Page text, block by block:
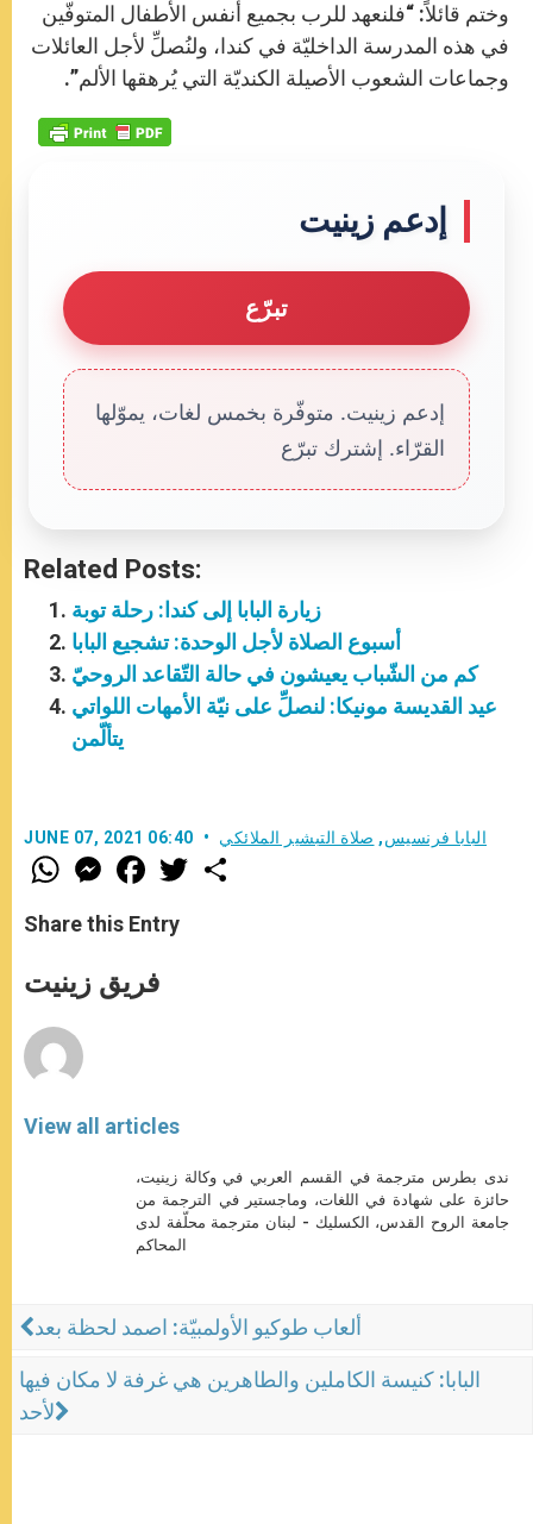
وختم قائلاً: “فلنعهد للرب بجميع أنفس الأطفال المتوفّين
في هذه المدرسة الداخليّة في كندا، ولنُصلِّ لأجل العائلات
وجماعات الشعوب الأصيلة الكنديّة التي يُرهقها الألم”.
إدعم زينيت
تبرّع
إدعم زينيت. متوفّرة بخمس لغات، يموّلها
القرّاء. إشترك تبرّع
Related Posts:
زيارة البابا إلى كندا: رحلة توبة
أسبوع الصلاة لأجل الوحدة: تشجيع البابا
كم من الشّباب يعيشون في حالة التّقاعد الروحيّ
عيد القديسة مونيكا: لنصلِّ على نيّة الأمهات اللواتي
يتألّمن
JUNE 07, 2021 06:40 البابا فرنسيس, صلاة التبشير الملائكي
W
h
t
s
p
p
M
e
s
e
g
e
F
a
e
b
o
k
w
Share this Entry
فريق زينيت
View all articles
ندى بطرس مترجمة في القسم العربي في وكالة زينيت،
حائزة على شهادة في اللغات، وماجستير في الترجمة من
جامعة الروح القدس، الكسليك - لبنان مترجمة محلّفة لدى
المحاكم
ألعاب طوكيو الأولمبيّة: اصمد لحظة بعد
البابا: كنيسة الكاملين والطاهرين هي غرفة لا مكان فيها
لأحد